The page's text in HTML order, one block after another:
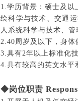
1.学历背景：硕士及以
绘科学与技术、交通
人系统科学与技术、
2.40周岁及以下，身体
3.具有2年以上标准化
4.具有较高的英文水平
◆岗位职责